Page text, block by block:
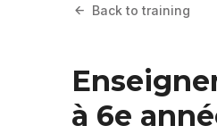
Back to training
à 6e